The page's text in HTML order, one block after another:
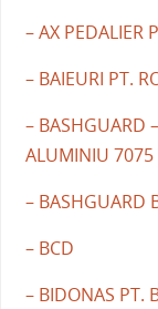
– AX PEDALIER
– BAIEURI PT.
– BASHGUARD
ALUMINIU 7075
– BASHGUARD
– BCD
– BIDONAS PT.